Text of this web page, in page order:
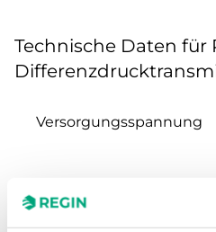
Technische Daten für
Versorgungsspannung